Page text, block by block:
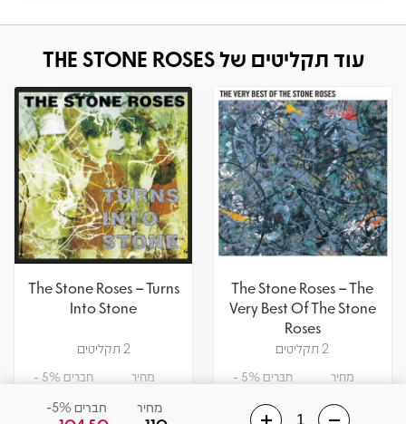
מחיר חברים 5%-
עוד תקליטים של THE STONE ROSES
The Stone Roses – The
Very Best Of The Stone
Roses
2 תקליטים
מחיר חברים 5% -
The Stone Roses – Turns
Into Stone
2 תקליטים
מחיר חברים 5% -
141.55